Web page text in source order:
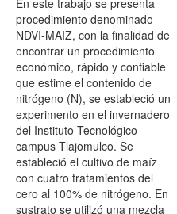
En este trabajo se presenta
procedimiento denominado
NDVI-MAIZ, con la finalidad de
encontrar un procedimiento
económico, rápido y confiable
que estime el contenido de
nitrógeno (N), se estableció un
experimento en el invernadero
del Instituto Tecnológico
campus Tlajomulco. Se
estableció el cultivo de maíz
con cuatro tratamientos del
cero al 100% de nitrógeno. En
sustrato se utilizó una mezcla